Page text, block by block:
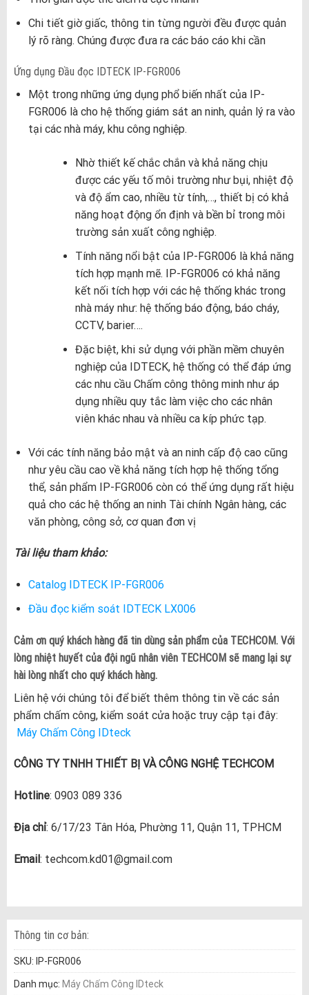
Chi tiết giờ giấc, thông tin từng người đều được quản
lý rõ ràng. Chúng được đưa ra các báo cáo khi cần
Ứng dụng Đầu đọc IDTECK IP-FGR006
Một trong những ứng dụng phổ biến nhất của IP-
FGR006 là cho hệ thống giám sát an ninh, quản lý ra vào
tại các nhà máy, khu công nghiệp.
Nhờ thiết kế chắc chắn và khả năng chịu
được các yếu tố môi trường như bụi, nhiệt độ
và độ ẩm cao, nhiều từ tính,…, thiết bị có khả
năng hoạt động ổn định và bền bỉ trong môi
trường sản xuất công nghiệp.
Tính năng nổi bật của IP-FGR006 là khả năng
tích hợp mạnh mẽ. IP-FGR006 có khả năng
kết nối tích hợp với các hệ thống khác trong
nhà máy như: hệ thống báo động, báo cháy,
CCTV, barier….
Đặc biệt, khi sử dụng với phần mềm chuyên
nghiệp của IDTECK, hệ thống có thể đáp ứng
các nhu cầu Chấm công thông minh như áp
dụng nhiều quy tắc làm việc cho các nhân
viên khác nhau và nhiều ca kíp phức tạp.
Với các tính năng bảo mật và an ninh cấp độ cao cũng
như yêu cầu cao về khả năng tích hợp hệ thống tổng
thể, sản phẩm IP-FGR006 còn có thể ứng dụng rất hiệu
quả cho các hệ thống an ninh Tài chính Ngân hàng, các
văn phòng, công sở, cơ quan đơn vị
Tài liệu tham khảo:
Catalog IDTECK IP-FGR006
Đầu đọc kiểm soát IDTECK LX006
Cảm ơn quý khách hàng đã tin dùng sản phẩm của TECHCOM. Với
lòng nhiệt huyết của đội ngũ nhân viên TECHCOM sẽ mang lại sự
hài lòng nhất cho quý khách hàng.
Liên hệ với chúng tôi để biết thêm thông tin về các sản
phẩm chấm công, kiểm soát cửa hoặc truy cập tại đây:
Máy Chấm Công IDteck
CÔNG TY TNHH THIẾT BỊ VÀ CÔNG NGHỆ TECHCOM
Hotline: 0903 089 336
Địa chỉ: 6/17/23 Tân Hóa, Phường 11, Quận 11, TPHCM
Email: techcom.kd01@gmail.com
Thông tin cơ bản:
SKU: IP-FGR006
Danh mục: Máy Chấm Công IDteck